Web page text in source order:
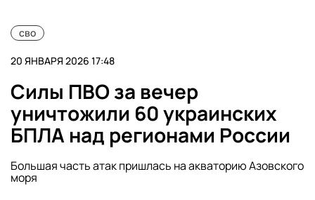
сво
20 ЯНВАРЯ 2026 17:48
Силы ПВО за вечер
уничтожили 60 украинских
БПЛА над регионами России
Большая часть атак пришлась на акваторию Азовского
моря